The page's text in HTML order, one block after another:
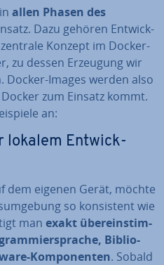
allen Phasen des
Dazu gehören Ent­wick­
Konzept im Docker-
zu dessen Erzeugung wir
Images werden also
zum Einsatz kommt.
an:
lokalem Ent­wick­
dem eigenen Gerät, möchte
so kon­sis­tent wie
man exakt über­ein­stim­
Bi­blio­
Kom­po­nen­ten. Sobald